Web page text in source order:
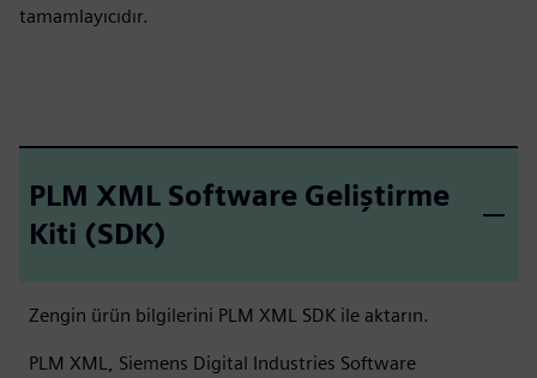
tamamlayıcıdır.
PLM XML Software Geliştirme
Kiti (SDK)
Zengin ürün bilgilerini PLM XML SDK ile aktarın.
PLM XML, Siemens Digital Industries Software